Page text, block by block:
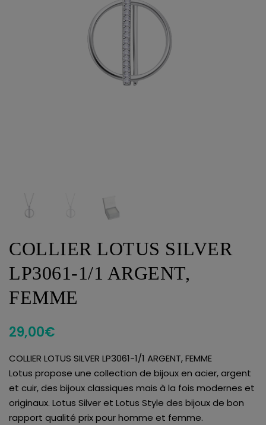
COLLIER LOTUS SILVER
LP3061-1/1 ARGENT,
FEMME
29,00€
COLLIER LOTUS SILVER LP3061-1/1 ARGENT, FEMME
Lotus propose une collection de bijoux en acier, argent
et cuir, des bijoux classiques mais à la fois modernes et
originaux. Lotus Silver et Lotus Style des bijoux de bon
rapport qualité prix pour homme et femme.